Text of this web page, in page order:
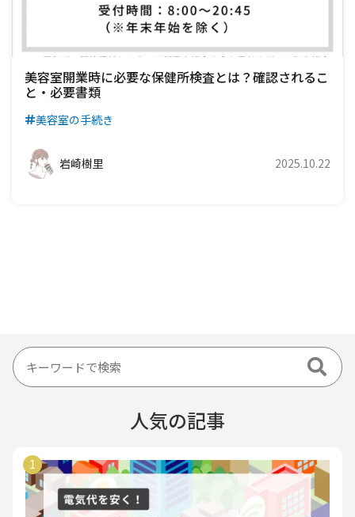
美容室開業時に必要な保健所検査とは？確認されるこ
と・必要書類
美容室の手続き
岩崎樹里 2025.10.22
人気の記事